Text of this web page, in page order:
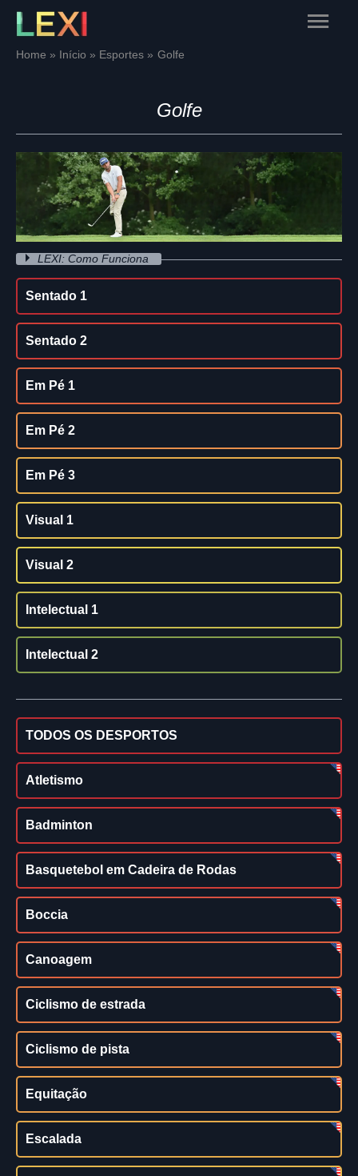
Skip
content
Main
Home Início Esportes Golfe
Golfe
LEXI: Como Funciona
Sentado 1
Sentado 2
Em Pé 1
Em Pé 2
Em Pé 3
Visual 1
Visual 2
Intelectual 1
Intelectual 2
TODOS OS DESPORTOS
Atletismo
Badminton
Basquetebol em Cadeira de Rodas
Boccia
Canoagem
Ciclismo de estrada
Ciclismo de pista
Equitação
Escalada